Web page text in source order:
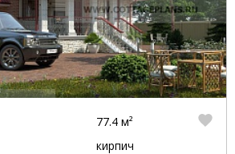
77.4 м²
кирпич